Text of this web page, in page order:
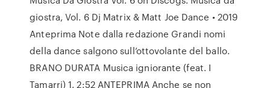
giostra, Vol. 6 Dj Matrix & Matt Joe Dance • 2019
Anteprima Note dalla redazione Grandi nomi
della dance salgono sull’ottovolante del ballo.
BRANO DURATA Musica igniorante (feat. I
Tamarri) 1. 2:52 ANTEPRIMA Anche se non